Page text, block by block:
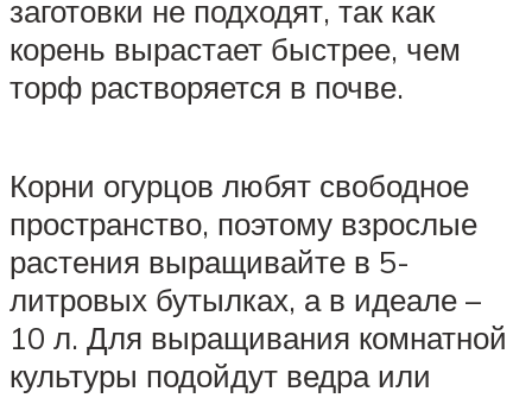
заготовки не подходят, так как
корень вырастает быстрее, чем
торф растворяется в почве.
Корни огурцов любят свободное
пространство, поэтому взрослые
растения выращивайте в 5-
литровых бутылках, а в идеале –
10 л. Для выращивания комнатной
культуры подойдут ведра или